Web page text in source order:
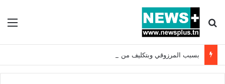
بحث عن